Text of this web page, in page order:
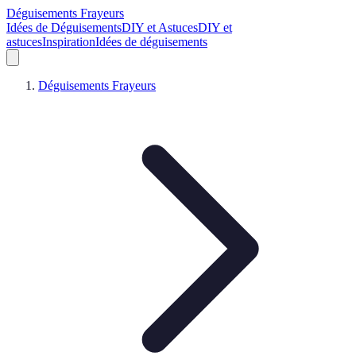
Déguisements Frayeurs
Idées de DéguisementsDIY et AstucesDIY et
astucesInspirationIdées de déguisements
Déguisements Frayeurs